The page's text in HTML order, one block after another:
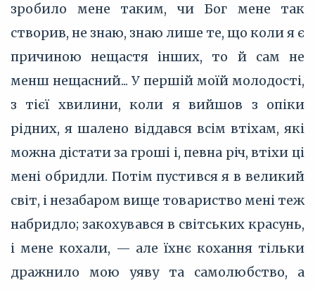
зробило мене таким, чи Бог мене так
створив, не знаю, знаю лише те, що коли я є
причиною нещастя інших, то й сам не
менш нещасний... У першій моїй молодості,
з тієї хвилини, коли я вийшов з опіки
рідних, я шалено віддався всім втіхам, які
можна дістати за гроші і, певна річ, втіхи ці
мені обридли. Потім пустився я в великий
світ, і незабаром вище товариство мені теж
набридло; закохувався в світських красунь,
і мене кохали, — але їхнє кохання тільки
дражнило мою уяву та самолюбство, а